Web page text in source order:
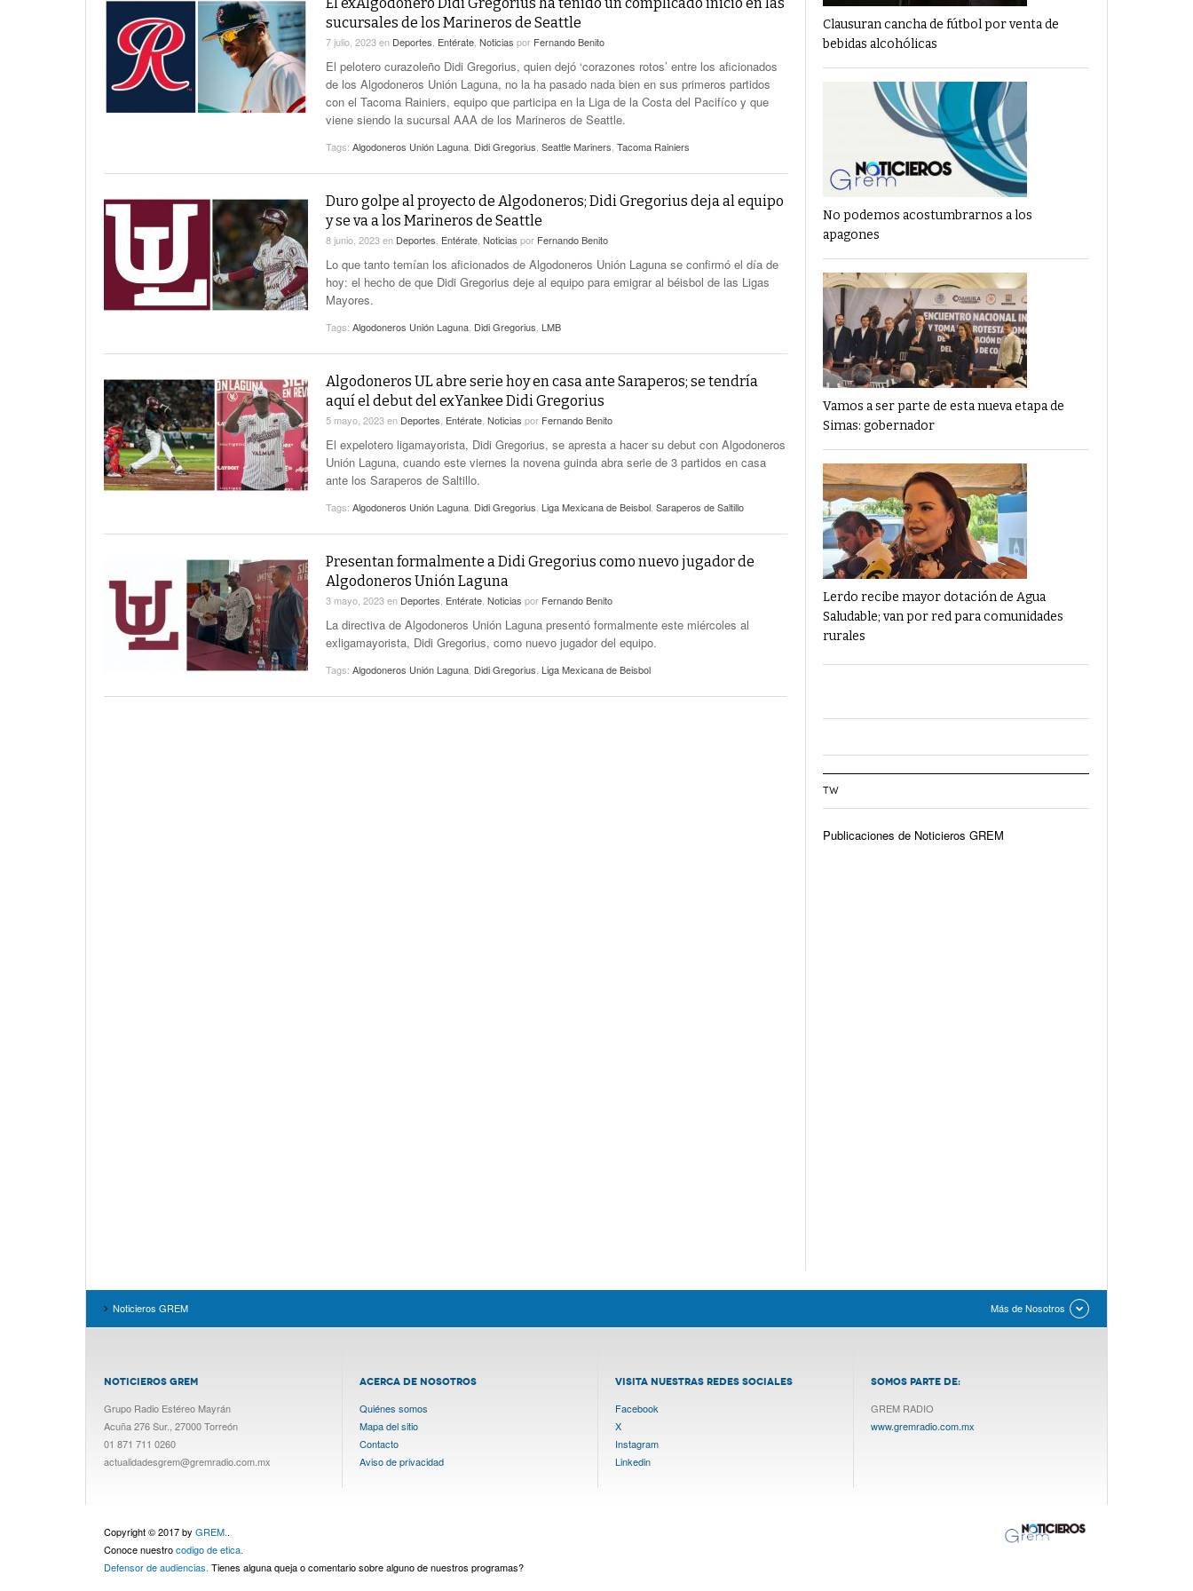
sucursales de los Marineros de Seattle
7 julio, 2023en Deportes Entérate Noticias por Fernando Benito
El pelotero curazoleño Didi Gregorius, quien dejó ‘corazones rotos’ entre los aficionados
de los Algodoneros Unión Laguna, no la ha pasado nada bien en sus primeros partidos
con el Tacoma Rainiers, equipo que participa en la Liga de la Costa del Pacifíco y que
viene siendo la sucursal AAA de los Marineros de Seattle.
Tags: Algodoneros Unión Laguna Didi Gregorius Seattle Mariners Tacoma Rainiers
Duro golpe al proyecto de Algodoneros; Didi Gregorius deja al equipo
y se va a los Marineros de Seattle
8 junio, 2023en Deportes Entérate Noticias por Fernando Benito
Lo que tanto temían los aficionados de Algodoneros Unión Laguna se confirmó el día de
hoy: el hecho de que Didi Gregorius deje al equipo para emigrar al béisbol de las Ligas
Mayores.
Tags: Algodoneros Unión Laguna Didi Gregorius LMB
Algodoneros UL abre serie hoy en casa ante Saraperos; se tendría
aquí el debut del exYankee Didi Gregorius
5 mayo, 2023en Deportes Entérate Noticias por Fernando Benito
El expelotero ligamayorista, Didi Gregorius, se apresta a hacer su debut con Algodoneros
Unión Laguna, cuando este viernes la novena guinda abra serie de 3 partidos en casa
ante los Saraperos de Saltillo.
Tags: Algodoneros Unión Laguna Didi Gregorius Liga Mexicana de Beisbol Saraperos de Saltillo
Presentan formalmente a Didi Gregorius como nuevo jugador de
Algodoneros Unión Laguna
3 mayo, 2023en Deportes Entérate Noticias por Fernando Benito
La directiva de Algodoneros Unión Laguna presentó formalmente este miércoles al
exligamayorista, Didi Gregorius, como nuevo jugador del equipo.
Tags: Algodoneros Unión Laguna Didi Gregorius Liga Mexicana de Beisbol
Clausuran cancha de fútbol por venta de
bebidas alcohólicas
No podemos acostumbrarnos a los
apagones
Vamos a ser parte de esta nueva etapa de
Simas: gobernador
Lerdo recibe mayor dotación de Agua
Saludable; van por red para comunidades
rurales
TW
Publicaciones de Noticieros GREM
Noticieros GREM Más de Nosotros
NOTICIEROS GREM
Grupo Radio Estéreo Mayrán
Acuña 276 Sur., 27000 Torreón
01 871 711 0260
actualidadesgrem@gremradio.com.mx
ACERCA DE NOSOTROS
Quiénes somos
Mapa del sitio
Contacto
Aviso de privacidad
VISITA NUESTRAS REDES SOCIALES
Facebook
X
Instagram
Linkedin
SOMOS PARTE DE:
GREM RADIO
www.gremradio.com.mx
Copyright © 2017 by GREM..
Conoce nuestrocodigo de etica.
Defensor de audiencias. Tienes alguna queja o comentario sobre alguno de nuestros programas?